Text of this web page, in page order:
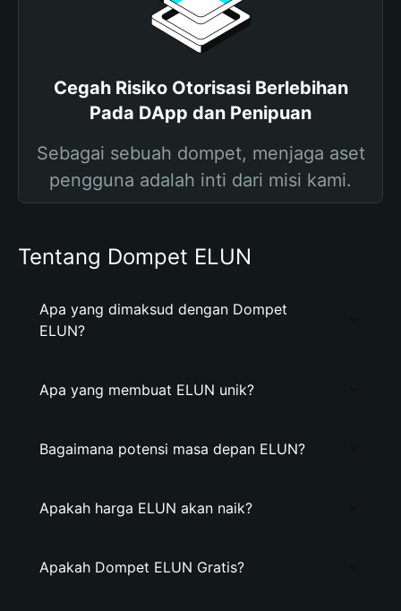
Cegah Risiko Otorisasi Berlebihan
Pada DApp dan Penipuan
Sebagai sebuah dompet, menjaga aset
pengguna adalah inti dari misi kami.
Tentang Dompet ELUN
Apa yang dimaksud dengan Dompet
ELUN?
Apa yang membuat ELUN unik?
Bagaimana potensi masa depan ELUN?
Apakah harga ELUN akan naik?
Apakah Dompet ELUN Gratis?